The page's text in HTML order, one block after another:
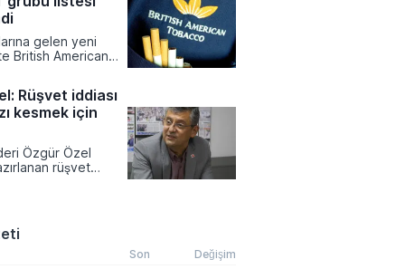
amacıyla bu kararı
güvenliğinin
vurguladı.
gelen yeni
British American
Tekel
Derneği
Dündar tarafından
göre zamlı
tarihinden
noktalarında
başlanacak.
Rüşvet iddiası
kesmek için
Özgür Özel
rüşvet
dair
Yetkin'e
dokunulmazlık
bir hamle olarak
Son Değişim